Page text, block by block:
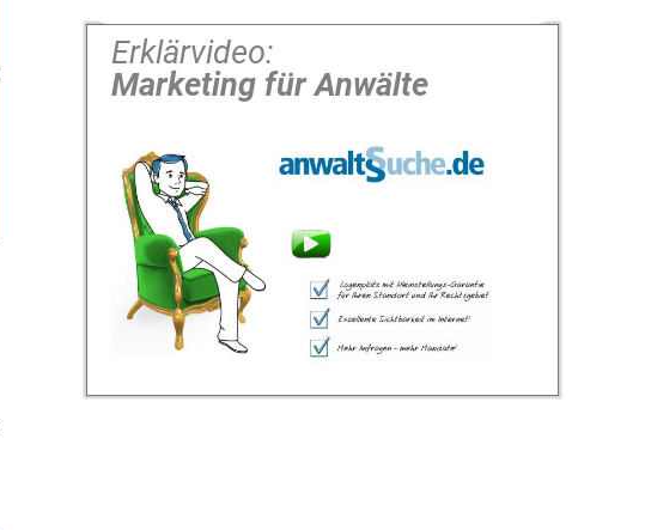
Erklärvideo:
Marketing für Anwälte